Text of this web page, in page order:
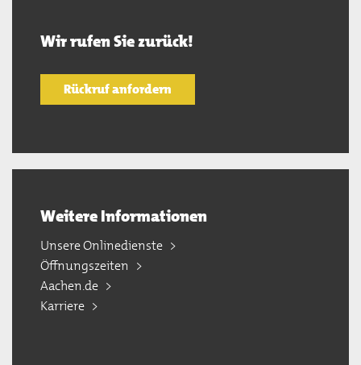
Wir rufen Sie zurück!
Rückruf anfordern
Weitere Informationen
Unsere Onlinedienste
Öffnungszeiten
Aachen.de
Karriere